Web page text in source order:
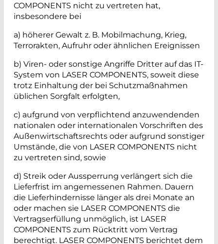
COMPONENTS nicht zu vertreten hat,
insbesondere bei
a) höherer Gewalt z. B. Mobilmachung, Krieg,
Terrorakten, Aufruhr oder ähnlichen Ereignissen
b) Viren- oder sonstige Angriffe Dritter auf das IT-
System von LASER COMPONENTS, soweit diese
trotz Einhaltung der bei Schutzmaßnahmen
üblichen Sorgfalt erfolgten,
c) aufgrund von verpflichtend anzuwendenden
nationalen oder internationalen Vorschriften des
Außenwirtschaftsrechts oder aufgrund sonstiger
Umstände, die von LASER COMPONENTS nicht
zu vertreten sind, sowie
d) Streik oder Aussperrung verlängert sich die
Lieferfrist im angemessenen Rahmen. Dauern
die Lieferhindernisse länger als drei Monate an
oder machen sie LASER COMPONENTS die
Vertragserfüllung unmöglich, ist LASER
COMPONENTS zum Rücktritt vom Vertrag
berechtigt. LASER COMPONENTS berichtet dem